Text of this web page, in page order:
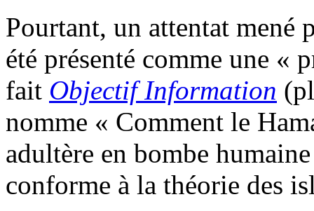
Pourtant, un attentat mené
été présenté comme une «
fait Objectif Information
nomme « Comment le
adultère en bombe
conforme à la théorie des